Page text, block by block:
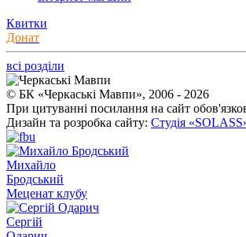
Квитки
Донат
всі розділи
© БК «Черкаські Мавпи», 2006 - 2026
При цитуванні посилання на сайт
Дизайн та розробка сайту: Студія
Михайло
Бродський
Меценат клубу
Сергій